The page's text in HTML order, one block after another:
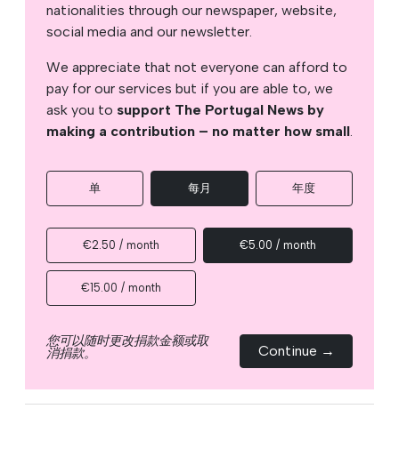
nationalities through our newspaper, website,
social media and our newsletter.
We appreciate that not everyone can afford to
pay for our services but if you are able to, we
ask you to support The Portugal News by
making a contribution – no matter how small.
单 每月 年度
€2.50 / month €5.00 / month
€15.00 / month
您可以随时更改捐款金额或取
消捐款。 Continue →